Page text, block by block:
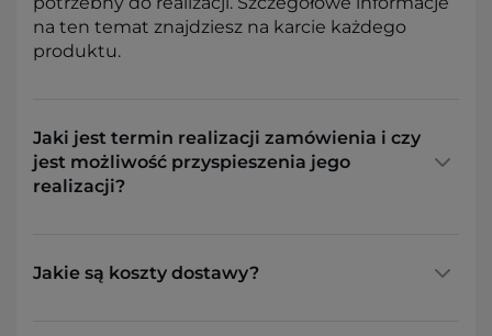
na ten temat znajdziesz na karcie każdego
produktu.
Jaki jest termin realizacji zamówienia i czy
jest możliwość przyspieszenia jego
realizacji?
Jakie są koszty dostawy?